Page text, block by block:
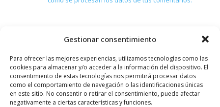
Gestionar consentimiento
Para ofrecer las mejores experiencias, utilizamos tecnologías como las
cookies para almacenar y/o acceder a la información del dispositivo. El
consentimiento de estas tecnologías nos permitirá procesar datos
como el comportamiento de navegación o las identificaciones únicas
en este sitio. No consentir o retirar el consentimiento, puede afectar
negativamente a ciertas características y funciones.